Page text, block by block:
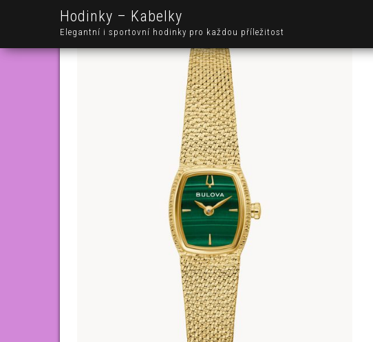
Hodinky – Kabelky
Elegantní i sportovní hodinky pro každou příležitost